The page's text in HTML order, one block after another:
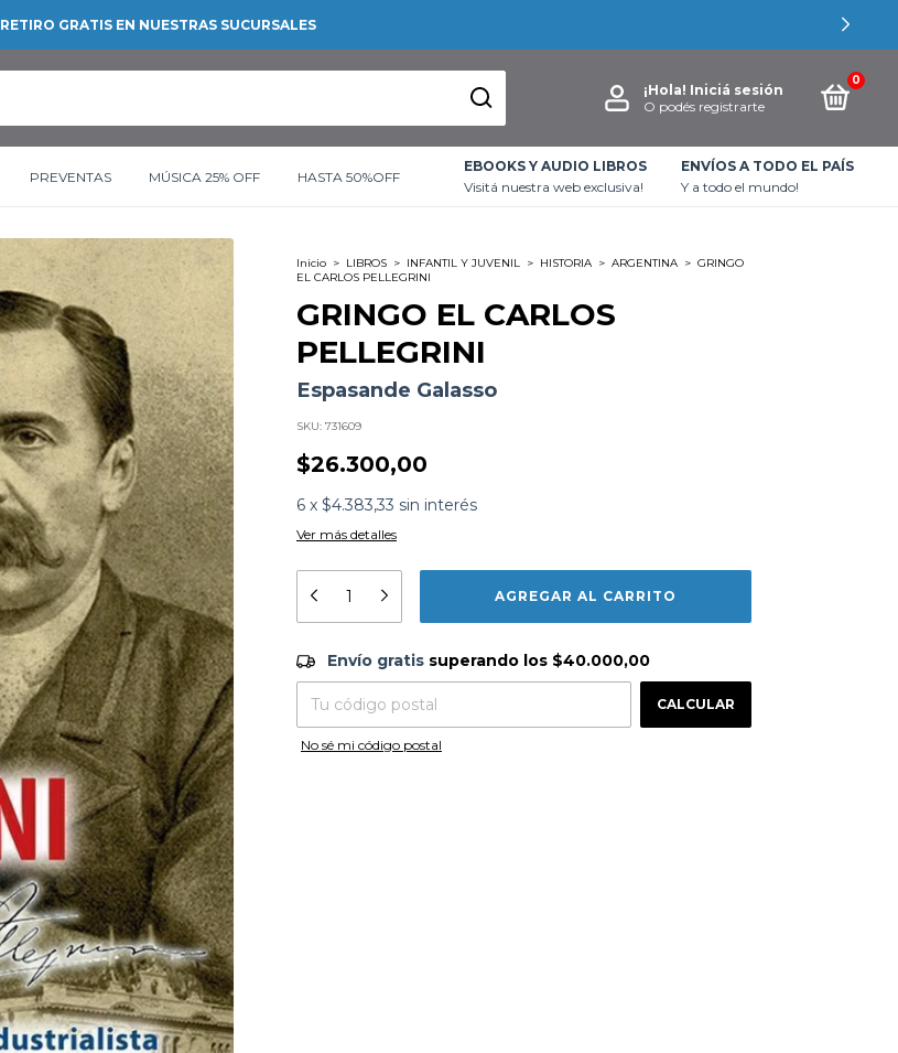
RETIRO GRATIS EN NUESTRAS SUCURSALES
¡Hola! Iniciá sesión
O podés registrarte
0
PREVENTAS MÚSICA 25% OFF HASTA 50%OFF
EBOOKS Y AUDIO LIBROS
Visitá nuestra web exclusiva!
ENVÍOS A TODO EL PAÍS
Y a todo el mundo!
Inicio > LIBROS > INFANTIL Y JUVENIL > HISTORIA > ARGENTINA > GRINGO
EL CARLOS PELLEGRINI
GRINGO EL CARLOS
PELLEGRINI
Espasande Galasso
SKU: 731609
$26.300,00
6 x $4.383,33 sin interés
Ver más detalles
Envío gratis $40.000,00
Entregas para el CP: CAMBIAR CP
Envío gratis superando los $40.000,00
CALCULAR
No sé mi código postal